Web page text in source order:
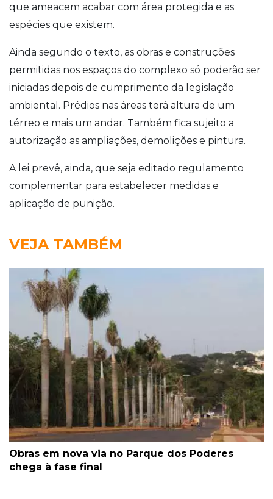
que ameacem acabar com área protegida e as
espécies que existem.
Ainda segundo o texto, as obras e construções
permitidas nos espaços do complexo só poderão ser
iniciadas depois de cumprimento da legislação
ambiental. Prédios nas áreas terá altura de um
térreo e mais um andar. Também fica sujeito a
autorização as ampliações, demolições e pintura.
A lei prevê, ainda, que seja editado regulamento
complementar para estabelecer medidas e
aplicação de punição.
VEJA TAMBÉM
Obras em nova via no Parque dos Poderes
chega à fase final